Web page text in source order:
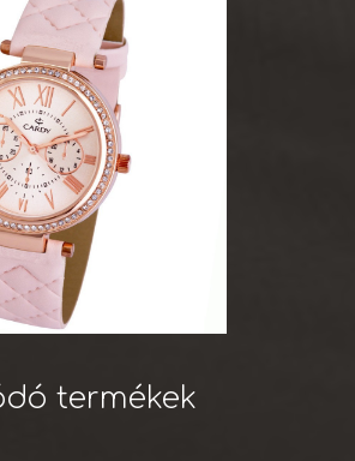
termékek